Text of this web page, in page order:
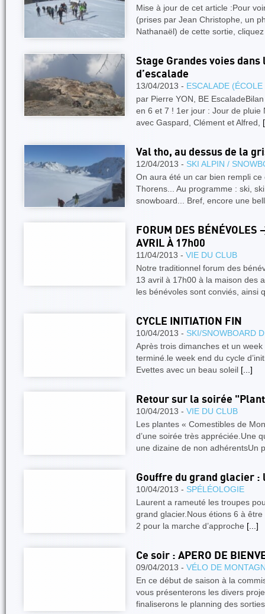
Mise à jour de cet article :Pour
(prises par Jean Christophe, un
Nathanaël) de cette sortie,
Stage Grandes voies
d’escalade
13/04/2013 - ESCALADE
par Pierre YON, BE
en 6 et 7 ! 1er jour : Jour de
avec Gaspard, Clément et Alfred,
Val tho, au dessus de la
12/04/2013 - SKI ALPIN /
On aura été un car bien rempli
Thorens... Au programme : ski,
snowboard... Bref, encore une
FORUM DES
AVRIL À 17h00
11/04/2013 - VIE DU CLUB
Notre traditionnel forum des
13 avril à 17h00 à la maison des
les bénévoles sont conviés, ainsi
CYCLE INITIATION FIN
10/04/2013 - SKI/SNOWBOARD
Après trois dimanches et un week
terminé.le week end du cycle
Evettes avec un beau soleil [...]
Retour sur la soirée
10/04/2013 - VIE DU CLUB
Les plantes « Comestibles de
d’une soirée très appréciée.Une
une dizaine de non adhérentsUn
Gouffre du grand glacier :
10/04/2013 - SPÉLÉOLOGIE
Laurent a rameuté les troupes
grand glacier.Nous étions 6 à
2 pour la marche d’approche [...]
Ce soir : APERO DE
09/04/2013 - VÉLO DE
En ce début de saison à la
vous présenterons les divers
finaliserons le planning des